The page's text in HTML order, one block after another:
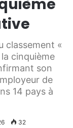
classement «
cinquième
son
de
14 pays à
32